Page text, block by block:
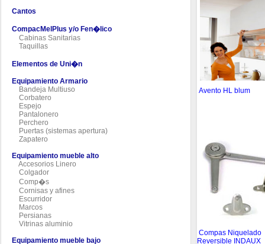
Cantos
CompacMelPlus y/o Fen�lico
Cabinas Sanitarias
Taquillas
Elementos de Uni�n
Equipamiento Armario
Bandeja Multiuso
Corbatero
Espejo
Pantalonero
Perchero
Puertas (sistemas apertura)
Zapatero
Equipamiento mueble alto
Accesorios Linero
Colgador
Comp�s
Cornisas y afines
Escurridor
Marcos
Persianas
Vitrinas aluminio
Equipamiento mueble bajo
Avento HL blum
Compas Niquelado
Reversible INDAUX